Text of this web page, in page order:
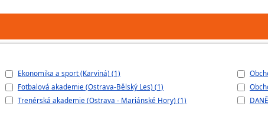
Ekonomika a sport (Karviná) (1)
Fotbalová akademie (Ostrava-Bělský Les) (1)
Trenérská akademie (Ostrava - Mariánské Hory) (1)